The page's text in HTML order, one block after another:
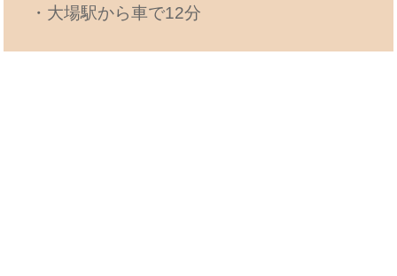
・大場駅から車で12分